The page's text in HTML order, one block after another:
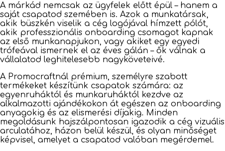
A márkád nemcsak az ügyfelek előtt épül – hanem a
saját csapatod szemében is. Azok a munkatársak,
akik büszkén viselik a cég logójával hímzett pólót,
akik professzionális onboarding csomagot kapnak
az első munkanapjukon, vagy akiket egy egyedi
trófeával ismernek el az éves gálán – ők válnak a
vállalatod leghitelesebb nagyköveteivé.
A Promocraftnál prémium, személyre szabott
termékeket készítünk csapatok számára: az
egyenruháktól és munkaruháktól kezdve az
alkalmazotti ajándékokon át egészen az onboarding
anyagokig és az elismerési díjakig. Minden
megoldásunk hajszálpontosan igazodik a cég vizuális
arculatához, házon belül készül, és olyan minőséget
képvisel, amelyet a csapatod valóban megérdemel.